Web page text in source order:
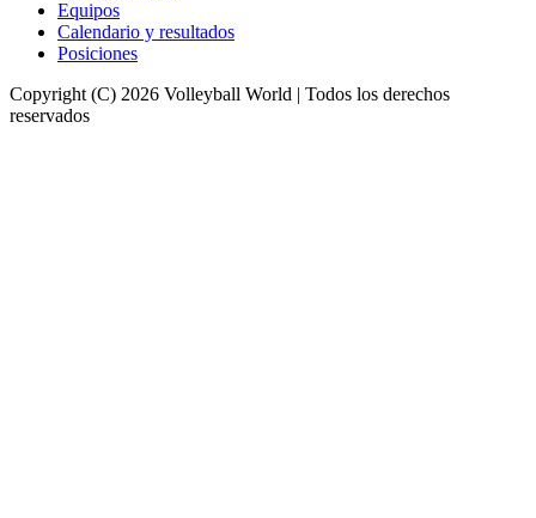
Equipos
Calendario y resultados
Posiciones
Copyright (C) 2026 Volleyball World | Todos los derechos
reservados